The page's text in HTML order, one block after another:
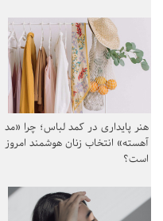
هنر پایداری در کمد لباس؛ چرا «مد
آهسته» انتخاب زنان هوشمند امروز
است؟